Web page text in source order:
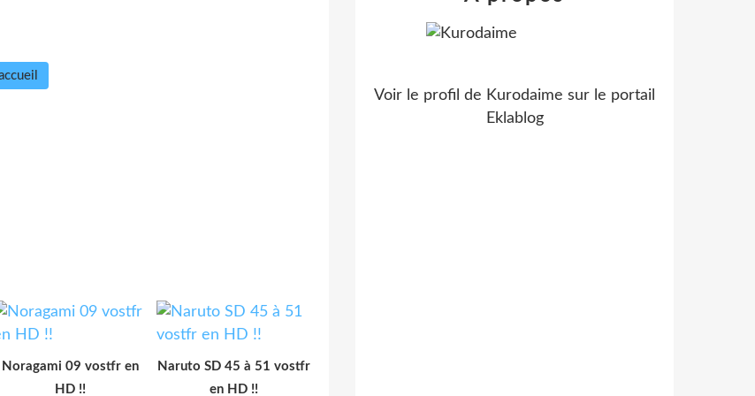
Noragami 09 vostfr en
HD !!
Naruto SD 45 à 51 vostfr
en HD !!
Voir le profil de Kurodaime sur le portail
Eklablog